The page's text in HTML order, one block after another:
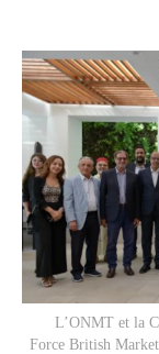
L’ONMT et la
Force British